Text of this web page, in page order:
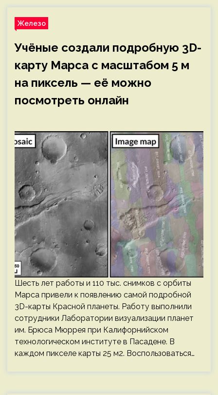
Железо
Учёные создали подробную 3D-
карту Марса с масштабом 5 м
на пиксель — её можно
посмотреть онлайн
Шесть лет работы и 110 тыс. снимков с орбиты
Марса привели к появлению самой подробной
3D-карты Красной планеты. Работу выполнили
сотрудники Лаборатории визуализации планет
им. Брюса Мюррея при Калифорнийском
технологическом институте в Пасадене. В
каждом пикселе карты 25 м2. Воспользоваться…